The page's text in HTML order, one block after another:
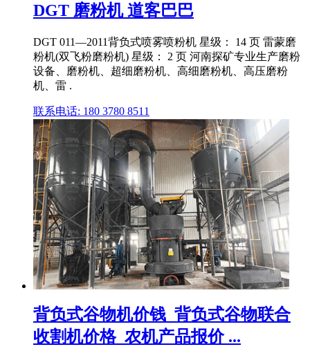
DGT 磨粉机 道客巴巴
DGT 011—2011背负式喷雾喷粉机 星级： 14 页 雷蒙磨
粉机(双飞粉磨粉机) 星级： 2 页 河南探矿专业生产磨粉
设备、磨粉机、超细磨粉机、高细磨粉机、高压磨粉
机、雷 .
联系电话: 180 3780 8511
背负式谷物机价钱_背负式谷物联合
收割机价格_农机产品报价 ...